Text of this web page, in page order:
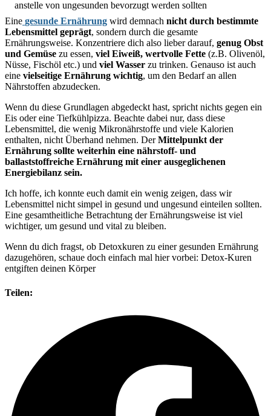
Eine gesunde Ernährung wird demnach nicht durch bestimmte
Lebensmittel geprägt, sondern durch die gesamte
Ernährungsweise. Konzentriere dich also lieber darauf, genug Obst
und Gemüse zu essen, viel Eiweiß, wertvolle Fette (z.B. Olivenöl,
Nüsse, Fischöl etc.) und viel Wasser zu trinken. Genauso ist auch
eine vielseitige Ernährung wichtig, um den Bedarf an allen
Nährstoffen abzudecken.
Wenn du diese Grundlagen abgedeckt hast, spricht nichts gegen ein
Eis oder eine Tiefkühlpizza. Beachte dabei nur, dass diese
Lebensmittel, die wenig Mikronährstoffe und viele Kalorien
enthalten, nicht Überhand nehmen. DerMittelpunkt der
Ernährung sollte weiterhin eine nährstoff- und
ballaststoffreiche Ernährung mit einer ausgeglichenen
Energiebilanz sein.
Ich hoffe, ich konnte euch damit ein wenig zeigen, dass wir
Lebensmittel nicht simpel in gesund und ungesund einteilen sollten.
Eine gesamtheitliche Betrachtung der Ernährungsweise ist viel
wichtiger, um gesund und vital zu bleiben.
Wenn du dich fragst, ob Detoxkuren zu einer gesunden Ernährung
dazugehören, schaue doch einfach mal hier vorbei: Detox-Kuren
entgiften deinen Körper
Teilen: